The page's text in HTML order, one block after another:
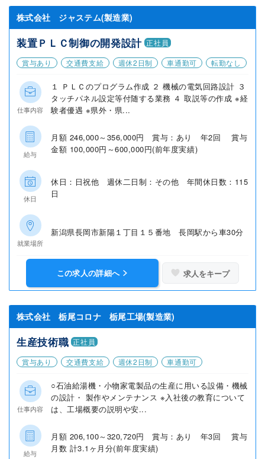
株式会社 ジャステム(製造業)
装置ＰＬＣ制御の開発設計 正社員
賞与あり
交通費支給 週休2日制 車通勤可 転勤なし
仕事内容
１ ＰＬＣのプログラム作成 ２ 機械の電気回路設計 ３
タッチパネル設定等付随する業務 ４ 取説等の作成 ※経
験者優遇 ※県外・県...
給与
月額 246,000～356,000円 賞与：あり 年2回 賞与
金額 100,000円～600,000円(前年度実績)
休日
休日：日祝他 週休二日制：その他 年間休日数：115
日
就業場所
新潟県長岡市新陽１丁目１５番地 長岡駅から車30分
この求人の詳細へ 求人をキープ
株式会社 栃尾コロナ 栃尾工場(製造業)
生産技術職 正社員
賞与あり
交通費支給 週休2日制 車通勤可
仕事内容
○石油給湯機・小物家電製品の生産に用いる設備・機械
の設計・ 製作やメンテナンス ※入社後の教育について
は、工場概要の説明や安...
給与
月額 206,100～320,720円 賞与：あり 年3回 賞与
月数 計3.1ヶ月分(前年度実績)